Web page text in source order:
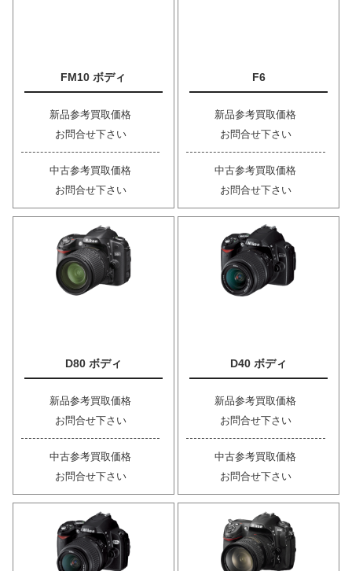
FM10 ボディ
新品参考買取価格
お問合せ下さい
中古参考買取価格
お問合せ下さい
F6
新品参考買取価格
お問合せ下さい
中古参考買取価格
お問合せ下さい
D80 ボディ
新品参考買取価格
お問合せ下さい
中古参考買取価格
お問合せ下さい
D40 ボディ
新品参考買取価格
お問合せ下さい
中古参考買取価格
お問合せ下さい